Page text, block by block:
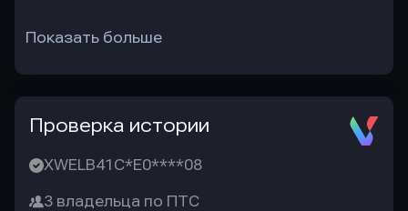
Показать больше
Проверка истории
XWELB41C*E0****08
3 владельца по ПТС